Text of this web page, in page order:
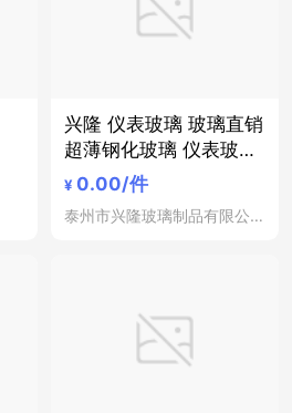
兴隆 仪表玻璃 玻璃直销
超薄钢化玻璃 仪表玻
璃、兴隆玻璃厂家、兴
隆玻璃批发
¥ 0.00/件
泰州市兴隆玻璃制品有限公司